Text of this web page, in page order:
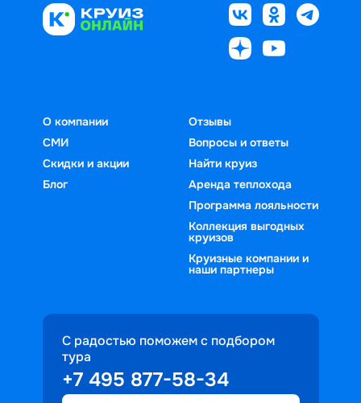
О компании
СМИ
Скидки и акции
Блог
Отзывы
Вопросы и ответы
Найти круиз
Аренда теплохода
Программа лояльности
Коллекция выгодных
круизов
Круизные компании и
наши партнеры
С радостью поможем с подбором
тура
+7 495 877-58-34